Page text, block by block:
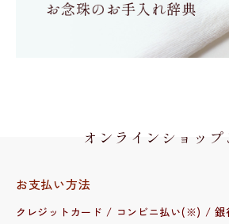
オンラインショップ
お支払い方法
クレジットカード / コンビニ払い(※) /